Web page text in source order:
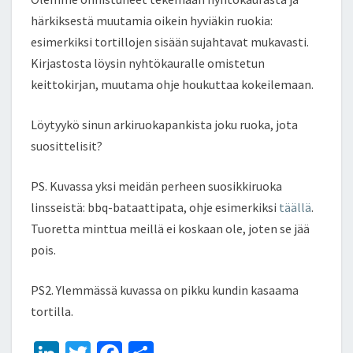
härkiksestä muutamia oikein hyviäkin ruokia:
esimerkiksi tortillojen sisään sujahtavat mukavasti.
Kirjastosta löysin nyhtökauralle omistetun
keittokirjan, muutama ohje houkuttaa kokeilemaan.
Löytyykö sinun arkiruokapankista joku ruoka, jota
suosittelisit?
PS. Kuvassa yksi meidän perheen suosikkiruoka
linsseistä: bbq-bataattipata, ohje esimerkiksi täällä.
Tuoretta minttua meillä ei koskaan ole, joten se jää
pois.
PS2. Ylemmässä kuvassa on pikku kundin kasaama
tortilla.